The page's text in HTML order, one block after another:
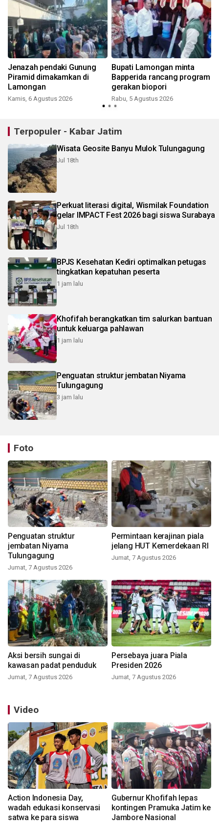
Jenazah pendaki Gunung
Piramid dimakamkan di
Lamongan
Kamis, 6 Agustus 2026
Bupati Lamongan minta
Bapperida rancang program
gerakan biopori
Rabu, 5 Agustus 2026
Terpopuler - Kabar Jatim
Wisata Geosite Banyu Mulok Tulungagung
Jul 18th
Perkuat literasi digital, Wismilak Foundation
gelar IMPACT Fest 2026 bagi siswa Surabaya
Jul 18th
BPJS Kesehatan Kediri optimalkan petugas
tingkatkan kepatuhan peserta
1 jam lalu
Khofifah berangkatkan tim salurkan bantuan
untuk keluarga pahlawan
1 jam lalu
Penguatan struktur jembatan Niyama
Tulungagung
3 jam lalu
Foto
Penguatan struktur
jembatan Niyama
Tulungagung
Jumat, 7 Agustus 2026
Permintaan kerajinan piala
jelang HUT Kemerdekaan RI
Jumat, 7 Agustus 2026
Aksi bersih sungai di
kawasan padat penduduk
Jumat, 7 Agustus 2026
Persebaya juara Piala
Presiden 2026
Jumat, 7 Agustus 2026
Video
Action Indonesia Day,
wadah edukasi konservasi
satwa ke para siswa
Gubernur Khofifah lepas
kontingen Pramuka Jatim ke
Jambore Nasional